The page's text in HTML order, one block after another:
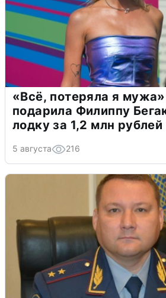
«Всё, потеряла я
подарила Филиппу
лодку за 1,2 млн рублей
5 августа 216